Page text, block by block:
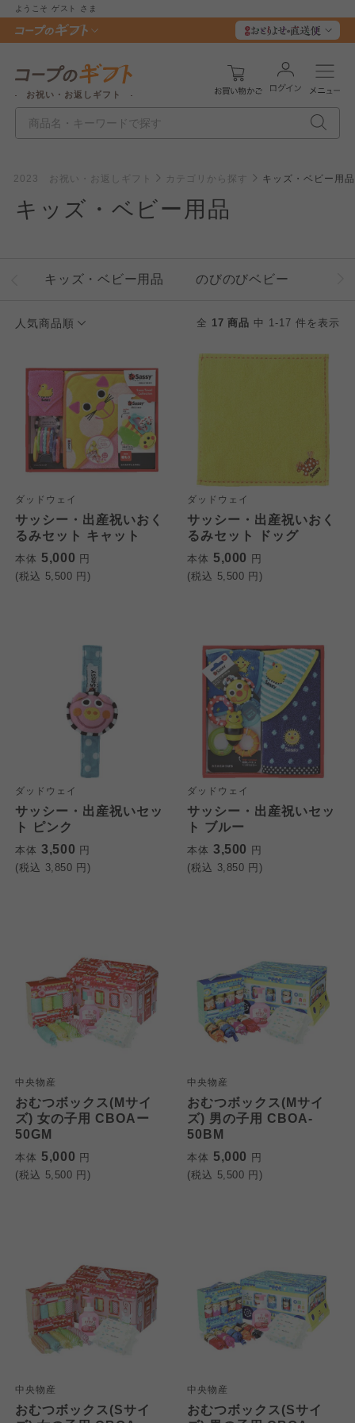
ようこそ ゲスト さま
お祝い・お返しギフト
2023 お祝い・お返しギフト カテゴリから探す キッズ・ベビー用品
キッズ・ベビー用品
キッズ・ベビー用品 のびのびベビー
人気商品順 全 17 商品 中 1-17 件を表示
ダッドウェイ
サッシー・出産祝いおく
るみセット キャット
本体 5,000 円
(税込 5,500 円)
ダッドウェイ
サッシー・出産祝いおく
るみセット ドッグ
本体 5,000 円
(税込 5,500 円)
ダッドウェイ
サッシー・出産祝いセッ
ト ピンク
本体 3,500 円
(税込 3,850 円)
ダッドウェイ
サッシー・出産祝いセッ
ト ブルー
本体 3,500 円
(税込 3,850 円)
中央物産
おむつボックス(Mサイ
ズ) 女の子用 CBOAー
50GM
本体 5,000 円
(税込 5,500 円)
中央物産
おむつボックス(Mサイ
ズ) 男の子用 CBOA-
50BM
本体 5,000 円
(税込 5,500 円)
中央物産
おむつボックス(Sサイ
中央物産
おむつボックス(Sサイ
ご利用約款（ご利用規約・ご利
個人情報保護方針について
このサイトは7つの生協から業務委託を受けて、
特定商取引法に基づく表記につ